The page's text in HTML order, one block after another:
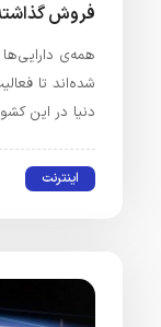
فروش گذاشته شد
همه‌ی دارایی‌ها و
شده‌اند تا
دنیا در این کشور
اینترنت